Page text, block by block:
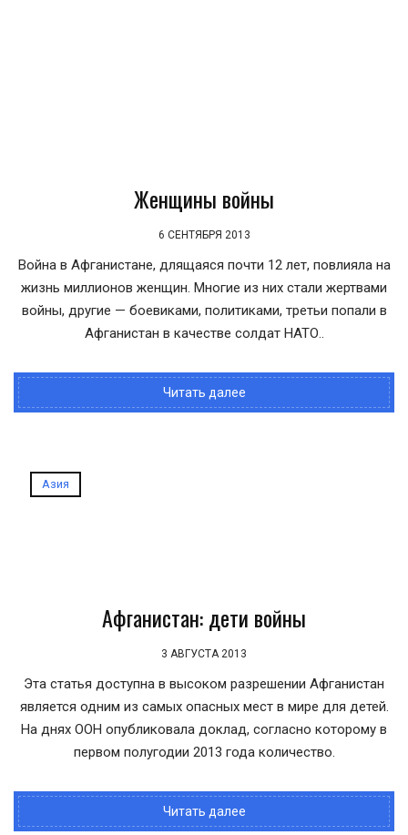
Женщины войны
6 СЕНТЯБРЯ 2013
Война в Афганистане, длящаяся почти 12 лет, повлияла на
жизнь миллионов женщин. Многие из них стали жертвами
войны, другие — боевиками, политиками, третьи попали в
Афганистан в качестве солдат НАТО..
Читать далее
Азия
Афганистан: дети войны
3 АВГУСТА 2013
Эта статья доступна в высоком разрешении Афганистан
является одним из самых опасных мест в мире для детей.
На днях ООН опубликовала доклад, согласно которому в
первом полугодии 2013 года количество.
Читать далее